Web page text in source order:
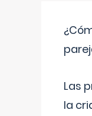
Las
la